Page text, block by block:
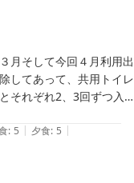
月そして今回４月利用出
してあって、共用トイレ
それぞれ2、3回ずつ入
料置いてあります。食事
ールも、安く注文出来ま
らってます。部屋に延長
ので快適です。そして、
: 5 | 夕食: 5 |